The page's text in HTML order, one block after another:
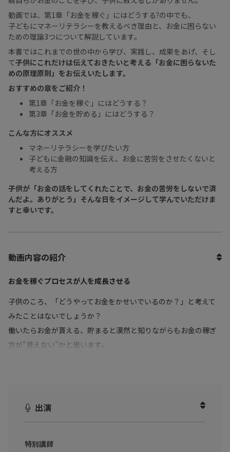
動画では、第1章「お金を稼ぐ」にはどうする?の中でも、
子どもにマネーリテラシーを教えるべき理由と、お金に困らない
ための理論3つについて解説しています。
本書ではこれまでの世の中から学び、実践し、成果をあげ、そし
て子供にこれだけは伝えておきたいと考える「お金に困らないた
めの原理原則」をお伝えいたします。
おすすめの章をご紹介！
第1章「お金を稼ぐ」にはどうする？
第3章「お金を貯める」にはどうする？
こんな方にオススメ
マネーリテラシーを学びたい方
子どもに金融の知識を伝え、お金に苦労をさせたくないと
考える方
子供が「お金の話をしてくれたことで、お金の苦労をしないで済
んだよ。ありがとう」そんな日をイメージして学んでいただけま
すと幸いです。
動画内容の紹介
お金を稼ぐプロセスが人を成長させる
子供のころ、「どうやってお金をかせいでいるのか？」と考えて
みたことはないでしょうか？
働いたらお金が貰える、貯まると漠然と知りながらもお金の稼ぎ
方が"見えない"かと思います。
について解説しています。
の亡者、マネーリテラシーに悩んでいるビジネスパーソンに向け
出演
特別講師